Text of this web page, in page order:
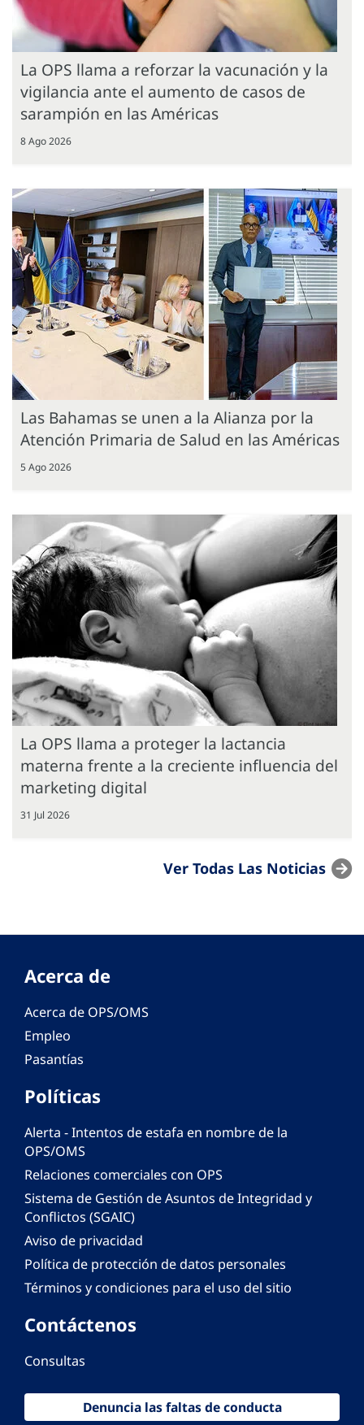
La OPS llama a reforzar la vacunación y la
vigilancia ante el aumento de casos de
sarampión en las Américas
8 Ago 2026
Las Bahamas se unen a la Alianza por la
Atención Primaria de Salud en las Américas
5 Ago 2026
La OPS llama a proteger la lactancia
materna frente a la creciente influencia del
marketing digital
31 Jul 2026
Ver Todas Las Noticias
Acerca de
Acerca de OPS/OMS
Empleo
Pasantías
Políticas
Alerta - Intentos de estafa en nombre de la
OPS/OMS
Relaciones comerciales con OPS
Sistema de Gestión de Asuntos de Integridad y
Conflictos (SGAIC)
Aviso de privacidad
Política de protección de datos personales
Términos y condiciones para el uso del sitio
Contáctenos
Consultas
Denuncia las faltas de conducta